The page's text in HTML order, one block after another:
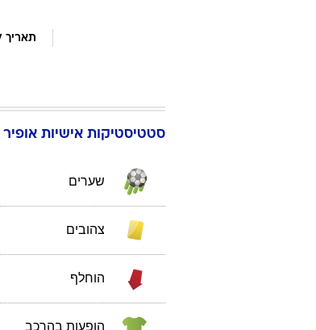
תאריך
סטטיסטיקות אישיות אופיר
שערים
צהובים
הוחלף
הופעות בהרכב